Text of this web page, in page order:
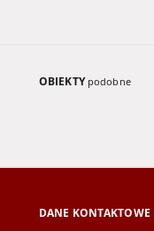
OBIEKTY podobne
DANE KONTAKTOWE